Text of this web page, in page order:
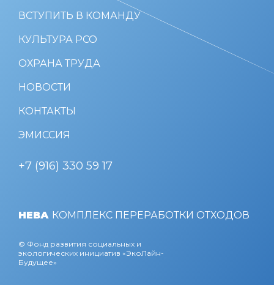
НЕВА КОМПЛЕКС ПЕРЕРАБОТКИ ОТХОДОВ
© Фонд развития социальных и
экологических инициатив «ЭкоЛайн-
Будущее»
ВСТУПИТЬ В КОМАНДУ
КУЛЬТУРА РСО
ОХРАНА ТРУДА
НОВОСТИ
КОНТАКТЫ
ЭМИССИЯ
+7 (916) 330 59 17